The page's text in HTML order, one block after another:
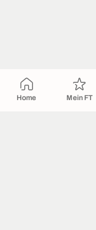
Home Mein FT